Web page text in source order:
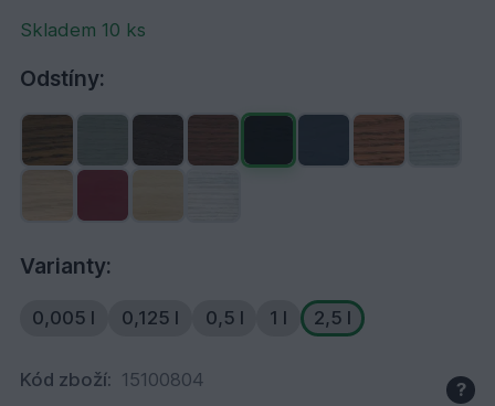
Skladem 10 ks
Odstíny:
Varianty:
0,005 l 0,125 l 0,5 l 1 l 2,5 l
Kód zboží: 15100804 ?